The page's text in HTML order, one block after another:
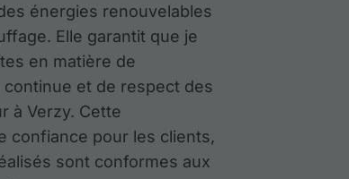
énergies renouvelables
Elle garantit que je
en matière de
et de respect des
à Verzy. Cette
confiance pour les clients,
sont conformes aux